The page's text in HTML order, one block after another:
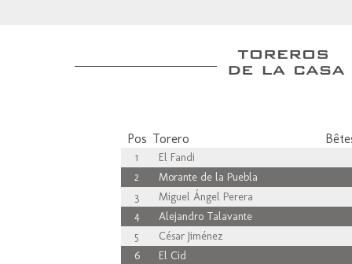
Pos Torero
1 El Fandi
2
Morante de la Puebla
3
Miguel Ángel Perera
4
Alejandro Talavante
5
César Jiménez
6
El Cid